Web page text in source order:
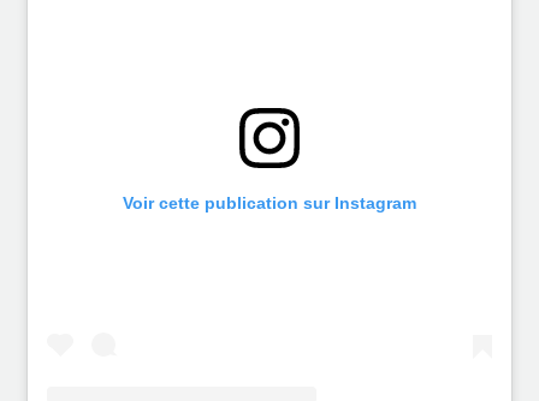
Voir cette publication sur Instagram